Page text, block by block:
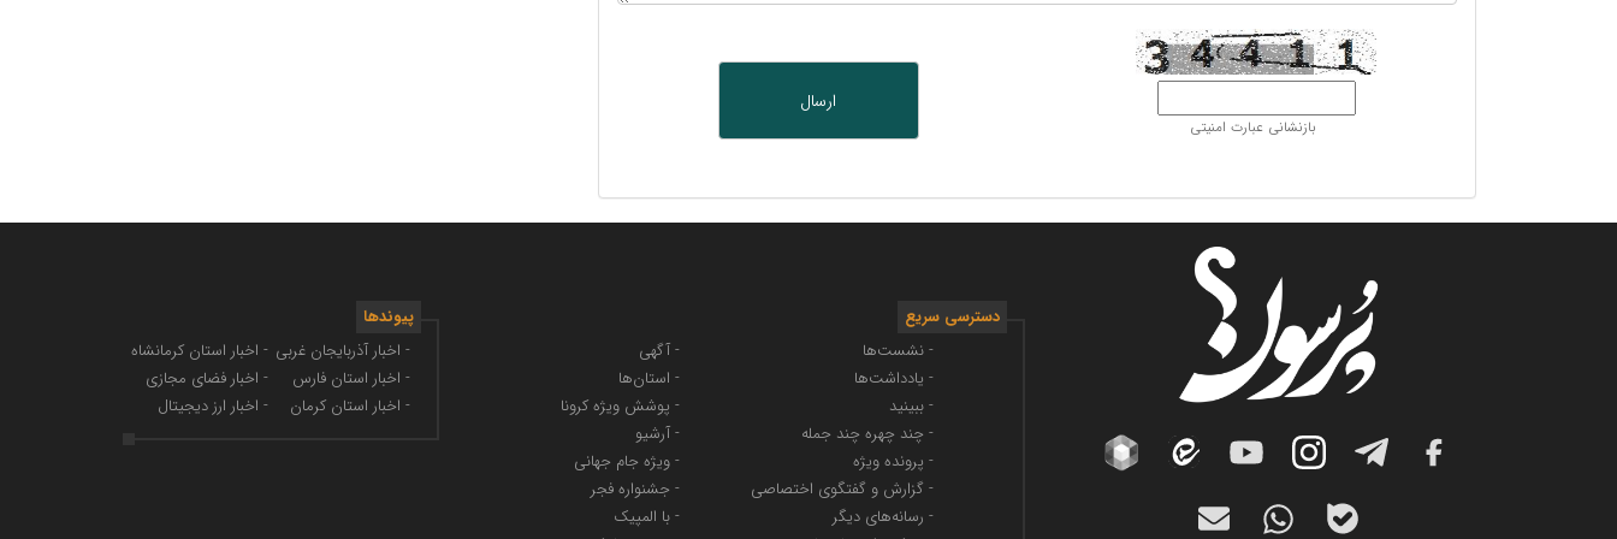
بازنشانی عبارت امنیتی
دسترسی سریع
- نشست‌ها
- یادداشت‌ها
- ببینید
- چند چهره چند جمله
- پرونده ویژه
- گزارش و گفتگوی اختصاصی
- رسانه‌های دیگر
- آگهی
- استان‌ها
- پوشش ویژه کرونا
- آرشیو
- ویژه جام جهانی
- جشنواره فجر
- با المپیک
پیوندها
- اخبار آذربایجان غربی
- اخبار استان فارس
- اخبار استان کرمان
- اخبار استان کرمانشاه
- اخبار فضای مجازی
- اخبار ارز دیجیتال